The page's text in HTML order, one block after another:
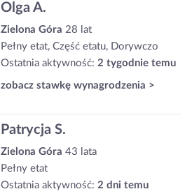
Olga A.
Zielona Góra 28 lat
Pełny etat, Część etatu, Dorywczo
Ostatnia aktywność: 2 tygodnie temu
zobacz stawkę wynagrodzenia >
Patrycja S.
Zielona Góra 43 lata
Pełny etat
Ostatnia aktywność: 2 dni temu